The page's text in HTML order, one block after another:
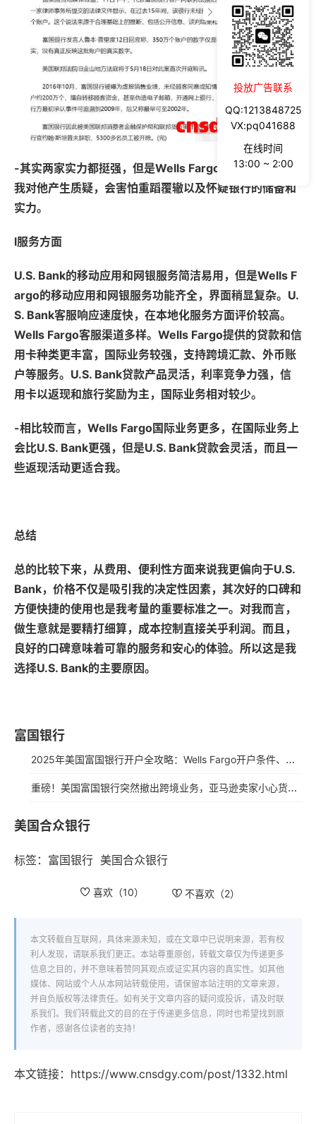
-其实两家实力都挺强，但是Wells Fargo之前的丑闻会让
我对他产生质疑，会害怕重蹈覆辙以及怀疑银行的储备和
实力。
l服务方面
U.S. Bank的移动应用和网银服务简洁易用，但是Wells F
argo的移动应用和网银服务功能齐全，界面稍显复杂。U.
S. Bank客服响应速度快，在本地化服务方面评价较高。
Wells Fargo客服渠道多样。Wells Fargo提供的贷款和信
用卡种类更丰富，国际业务较强，支持跨境汇款、外币账
户等服务。U.S. Bank贷款产品灵活，利率竞争力强，信
用卡以返现和旅行奖励为主，国际业务相对较少。
-相比较而言，Wells Fargo国际业务更多，在国际业务上
会比U.S. Bank更强，但是U.S. Bank贷款会灵活，而且一
些返现活动更适合我。
总结
总的比较下来，从费用、便利性方面来说我更偏向于U.S.
Bank，价格不仅是吸引我的决定性因素，其次好的口碑和
方便快捷的使用也是我考量的重要标准之一。对我而言，
做生意就是要精打细算，成本控制直接关乎利润。而且，
良好的口碑意味着可靠的服务和安心的体验。所以这是我
选择U.S. Bank的主要原因。
富国银行
2025年美国富国银行开户全攻略：Wells Fargo开户条件、流程及常见问题详解
重磅！美国富国银行突然撤出跨境业务，亚马逊卖家小心货款全无！
美国合众银行
标签： 富国银行 美国合众银行
喜欢（10） 不喜欢（2）
本文转载自互联网，具体来源未知，或在文章中已说明来源，若有权
利人发现，请联系我们更正。本站尊重原创，转载文章仅为传递更多
信息之目的，并不意味着赞同其观点或证实其内容的真实性。如其他
媒体、网站或个人从本网站转载使用，请保留本站注明的文章来源，
并自负版权等法律责任。如有关于文章内容的疑问或投诉，请及时联
系我们。我们转载此文的目的在于传递更多信息，同时也希望找到原
作者，感谢各位读者的支持！
本文链接： https://www.cnsdgy.com/post/1332.html
投放广告联系
QQ:1213848725
VX:pq041688
在线时间
13:00 ~ 2:00